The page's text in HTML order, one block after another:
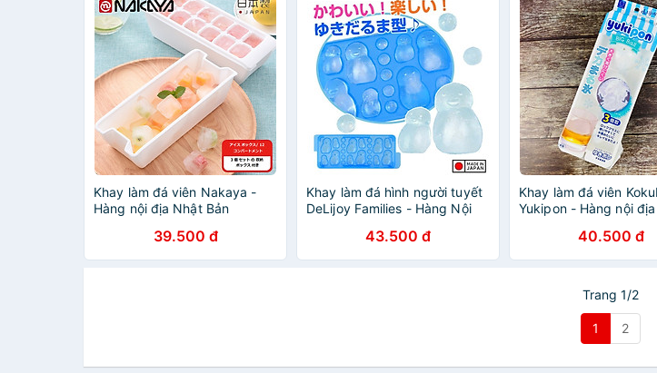
Khay làm đá viên Nakaya -
Hàng nội địa Nhật Bản
39.500 đ
Khay làm đá hình người tuyết
DeLijoy Families - Hàng Nội
43.500 đ
Khay làm đá viên
Yukipon - Hàng nội
40.500 đ
Trang 1/2
1 2